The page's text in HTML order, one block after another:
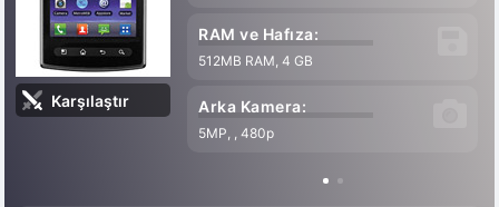
Karşılaştır
RAM ve Hafıza:
512MB RAM, 4 GB
Arka Kamera:
5MP, , 480p